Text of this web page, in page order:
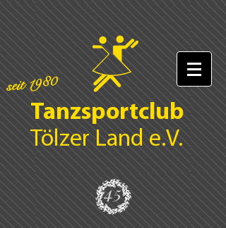
Tanzsportclub
Tölzer Land e.V.
seit 1980
45